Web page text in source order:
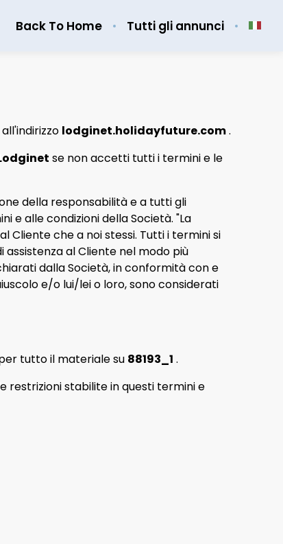
Back To Home Tutti gli annunci
lodginet.holidayfuture.com.
se non accetti tutti i termini e le
della responsabilità e a tutti gli
e alle condizioni della Società. "La
al Cliente che a noi stessi. Tutti i termini si
al Cliente nel modo più
dalla Società, in conformità con e
e/o lui/lei o loro, sono considerati
tutto il materiale su 88193_1 .
restrizioni stabilite in questi termini e